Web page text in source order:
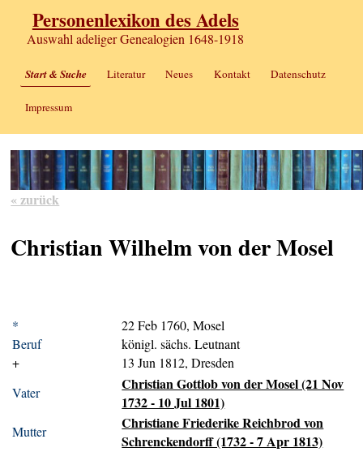
Personenlexikon des Adels
Auswahl adeliger Genealogien 1648-1918
Start & Suche Literatur Neues Kontakt Datenschutz
Impressum
« zurück
Christian Wilhelm von der Mosel
*
22 Feb 1760, Mosel
Beruf
königl. sächs. Leutnant
+
13 Jun 1812, Dresden
Vater
Christian Gottlob von der Mosel (21 Nov
1732 - 10 Jul 1801)
Mutter
Christiane Friederike Reichbrod von
Schrenckendorff (1732 - 7 Apr 1813)